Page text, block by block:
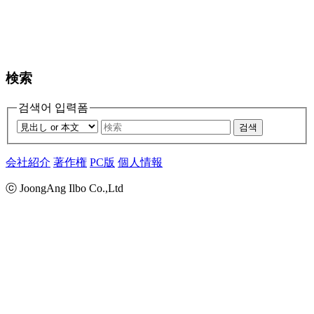
検索
검색어 입력폼
검색
会社紹介 著作権 PC版 個人情報
ⓒ JoongAng Ilbo Co.,Ltd